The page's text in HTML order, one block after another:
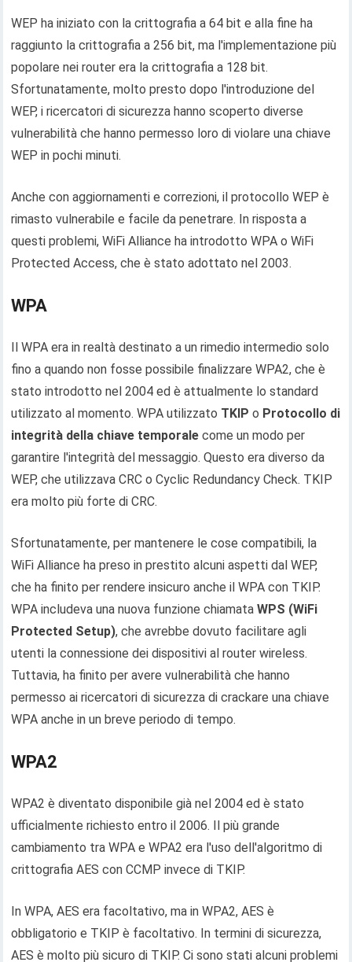
WEP ha iniziato con la crittografia a 64 bit e alla fine ha
raggiunto la crittografia a 256 bit, ma l'implementazione più
popolare nei router era la crittografia a 128 bit.
Sfortunatamente, molto presto dopo l'introduzione del
WEP, i ricercatori di sicurezza hanno scoperto diverse
vulnerabilità che hanno permesso loro di violare una chiave
WEP in pochi minuti.
Anche con aggiornamenti e correzioni, il protocollo WEP è
rimasto vulnerabile e facile da penetrare. In risposta a
questi problemi, WiFi Alliance ha introdotto WPA o WiFi
Protected Access, che è stato adottato nel 2003.
WPA
Il WPA era in realtà destinato a un rimedio intermedio solo
fino a quando non fosse possibile finalizzare WPA2, che è
stato introdotto nel 2004 ed è attualmente lo standard
utilizzato al momento. WPA utilizzato TKIPo Protocollo di
integrità della chiave temporale come un modo per
garantire l'integrità del messaggio. Questo era diverso da
WEP, che utilizzava CRC o Cyclic Redundancy Check. TKIP
era molto più forte di CRC.
Sfortunatamente, per mantenere le cose compatibili, la
WiFi Alliance ha preso in prestito alcuni aspetti dal WEP,
che ha finito per rendere insicuro anche il WPA con TKIP.
WPA includeva una nuova funzione chiamataWPS (WiFi
Protected Setup), che avrebbe dovuto facilitare agli
utenti la connessione dei dispositivi al router wireless.
Tuttavia, ha finito per avere vulnerabilità che hanno
permesso ai ricercatori di sicurezza di crackare una chiave
WPA anche in un breve periodo di tempo.
WPA2
WPA2 è diventato disponibile già nel 2004 ed è stato
ufficialmente richiesto entro il 2006. Il più grande
cambiamento tra WPA e WPA2 era l'uso dell'algoritmo di
crittografia AES con CCMP invece di TKIP.
In WPA, AES era facoltativo, ma in WPA2, AES è
obbligatorio e TKIP è facoltativo. In termini di sicurezza,
AES è molto più sicuro di TKIP. Ci sono stati alcuni problemi